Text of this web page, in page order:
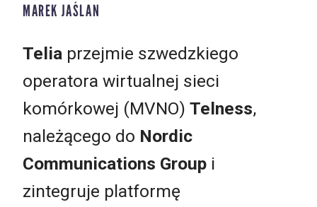
MAREK JAŚLAN
Telia przejmie szwedzkiego
operatora wirtualnej sieci
komórkowej (MVNO) Telness,
należącego do Nordic
Communications Group i
zintegruje platformę